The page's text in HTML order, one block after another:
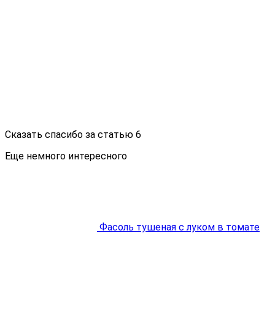
Сказать спасибо за статью 6
Еще немного интересного
Фасоль тушеная с луком в томате